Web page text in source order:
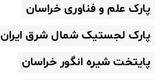
پارک علم و فناوری خراسان
پارک لجستیک شمال شرق ایران
پایتخت شیره انگور خراسان